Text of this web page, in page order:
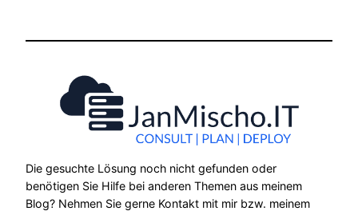
Die gesuchte Lösung noch nicht gefunden oder
benötigen Sie Hilfe bei anderen Themen aus meinem
Blog? Nehmen Sie gerne Kontakt mit mir bzw. meinem